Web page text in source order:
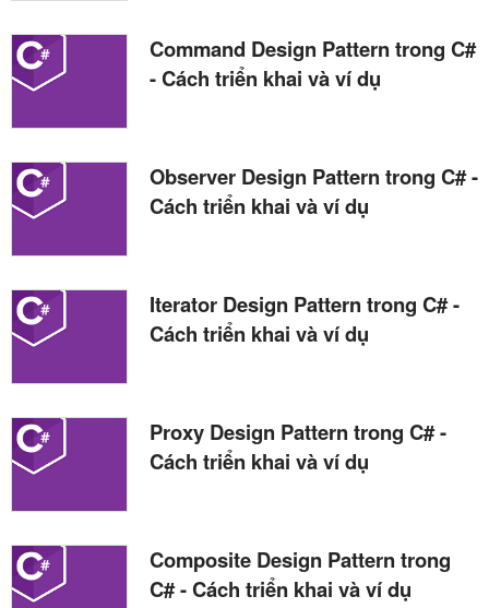
Command Design Pattern trong C#
- Cách triển khai và ví dụ
Observer Design Pattern trong C# -
Cách triển khai và ví dụ
Iterator Design Pattern trong C# -
Cách triển khai và ví dụ
Proxy Design Pattern trong C# -
Cách triển khai và ví dụ
Composite Design Pattern trong
C# - Cách triển khai và ví dụ